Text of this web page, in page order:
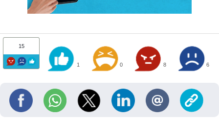
15
1 0 8 6